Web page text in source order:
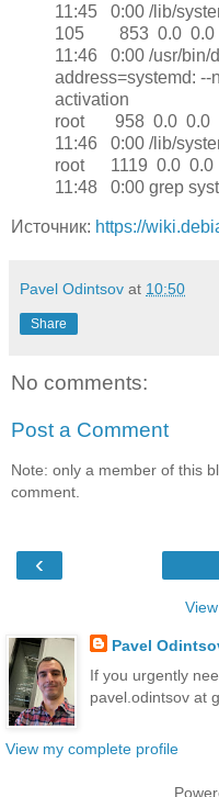
11:45 0:00 /lib/
105 853 0.0
11:46 0:00 /usr/bin/
address=systemd: --
activation
root 958 0.0 0.0
11:46 0:00 /lib/
root 1119 0.0
11:48 0:00 grep
Источник: https://
Pavel Odintsov at 10:50
Share
No comments:
Post a Comment
Note: only a member of this
comment.
‹
Pavel
If you urgently
pavel.odintsov at
View my complete profile